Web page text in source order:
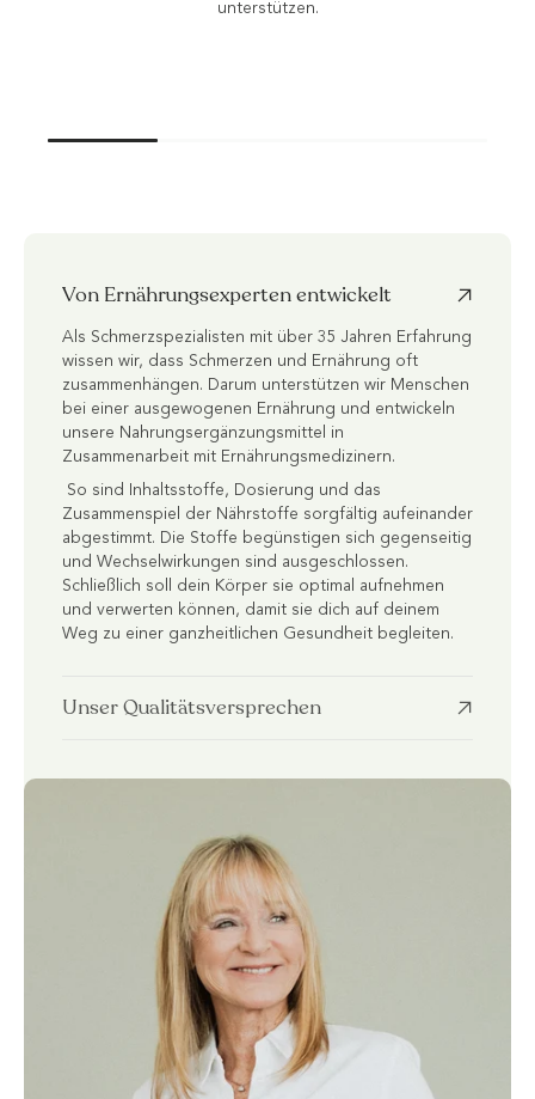
unterstützen.
Von Ernährungsexperten entwickelt
Als Schmerzspezialisten mit über 35 Jahren Erfahrung
wissen wir, dass Schmerzen und Ernährung oft
zusammenhängen. Darum unterstützen wir Menschen
bei einer ausgewogenen Ernährung und entwickeln
unsere Nahrungsergänzungsmittel in
Zusammenarbeit mit Ernährungsmedizinern.
So sind Inhaltsstoffe, Dosierung und das
Zusammenspiel der Nährstoffe sorgfältig aufeinander
abgestimmt. Die Stoffe begünstigen sich gegenseitig
und Wechselwirkungen sind ausgeschlossen.
Schließlich soll dein Körper sie optimal aufnehmen
und verwerten können, damit sie dich auf deinem
Weg zu einer ganzheitlichen Gesundheit begleiten.
Unser Qualitätsversprechen